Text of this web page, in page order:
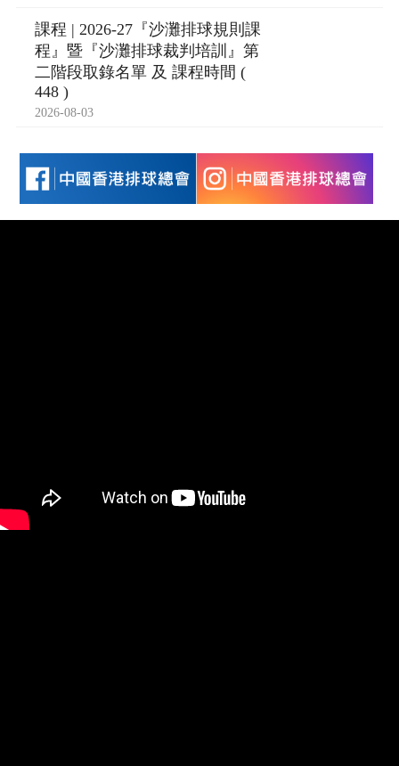
課程 | 2026-27『沙灘排球規則課
程』暨『沙灘排球裁判培訓』第
二階段取錄名單 及 課程時間 (
448 )
2026-08-03